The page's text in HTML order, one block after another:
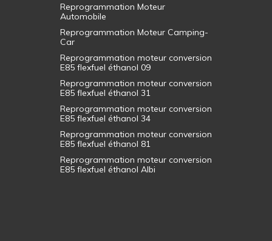
Reprogrammation Moteur
Automobile
Reprogrammation Moteur Camping-
Car
Reprogrammation moteur conversion
E85 flexfuel éthanol 09
Reprogrammation moteur conversion
E85 flexfuel éthanol 31
Reprogrammation moteur conversion
E85 flexfuel éthanol 34
Reprogrammation moteur conversion
E85 flexfuel éthanol 81
Reprogrammation moteur conversion
E85 flexfuel éthanol Albi